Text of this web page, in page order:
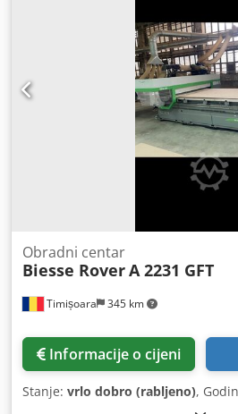
Timișoara 345 km
Obradni centar
Biesse RoverA 2231 GFT
Informacije o cijeni
Stanje: vrlo dobro (rabljeno),